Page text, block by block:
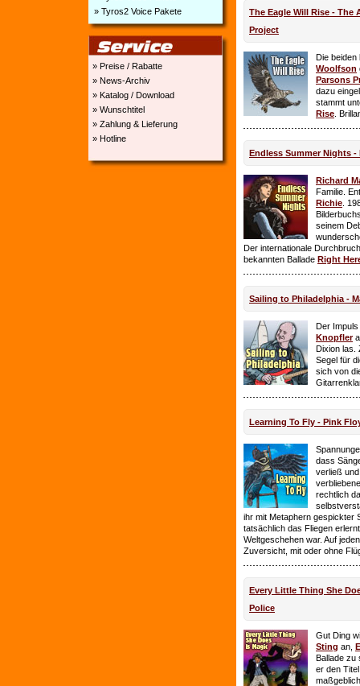
» Tyros2 Voice Pakete
» Preise / Rabatte
» News-Archiv
» Katalog / Download
» Wunschtitel
» Zahlung & Lieferung
» Hotline
The Eagle Will Rise - The
Project
Die beiden
Woolfson
Parsons
dazu
stammt
Rise .
Endless Summer Nights -
Richard
Familie.
Richie .
seinem
Der internationale
bekannten Ballade Right
Sailing to Philadelphia -
Der
Knopfler
Dixion las.
Segel für
sich von
Learning To Fly - Pink
dass
verließ
rechtlich
ihr mit Metaphern gespickter
tatsächlich das Fliegen
Weltgeschehen war. Auf
Zuversicht, mit oder ohne
Every Little Thing She
Police
Gut Ding
Sting an,
Ballade zu
er den